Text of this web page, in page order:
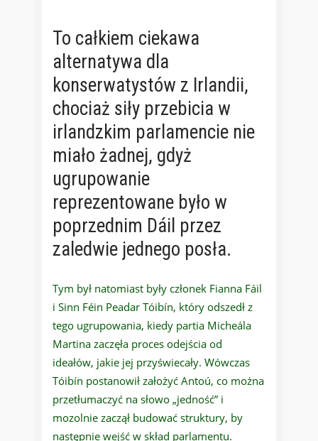
To całkiem ciekawa
alternatywa dla
konserwatystów z Irlandii,
chociaż siły przebicia w
irlandzkim parlamencie nie
miało żadnej, gdyż
ugrupowanie
reprezentowane było w
poprzednim Dáil przez
zaledwie jednego posła.
Tym był natomiast były członek Fianna Fáil
i Sinn Féin Peadar Tóibín, który odszedł z
tego ugrupowania, kiedy partia Micheála
Martina zaczęła proces odejścia od
ideałów, jakie jej przyświecały. Wówczas
Tóibín postanowił założyć Antoú, co można
przetłumaczyć na słowo „jedność” i
mozolnie zaczął budować struktury, by
następnie wejść w skład parlamentu.